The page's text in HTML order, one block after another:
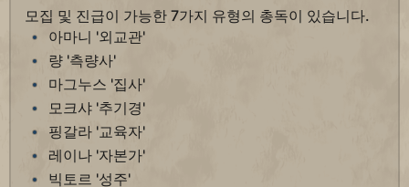
모집 및 진급이 가능한 7가지 유형의 총독이 있습니다.
아마니 '외교관'
량 '측량사'
마그누스 '집사'
모크샤 '추기경'
핑갈라 '교육자'
레이나 '자본가'
빅토르 '성주'